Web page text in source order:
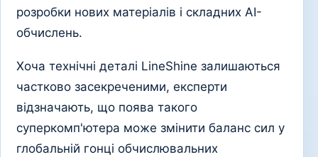
розробки нових матеріалів і складних AI-
обчислень.
Хоча технічні деталі LineShine залишаються
частково засекреченими, експерти
відзначають, що поява такого
суперкомп'ютера може змінити баланс сил у
глобальній гонці обчислювальних